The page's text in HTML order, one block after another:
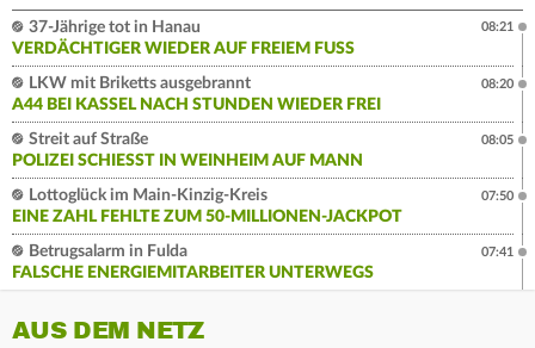
37-Jährige tot in Hanau
VERDÄCHTIGER WIEDER AUF FREIEM FUSS
08:21
LKW mit Briketts ausgebrannt
A44 BEI KASSEL NACH STUNDEN WIEDER FREI
08:20
Streit auf Straße
POLIZEI SCHIESST IN WEINHEIM AUF MANN
08:05
Lottoglück im Main-Kinzig-Kreis
EINE ZAHL FEHLTE ZUM 50-MILLIONEN-JACKPOT
07:50
Betrugsalarm in Fulda
FALSCHE ENERGIEMITARBEITER UNTERWEGS
07:41
AUS DEM NETZ